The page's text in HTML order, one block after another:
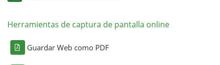
Herramientas de captura de pantalla online
Guardar Web como PDF